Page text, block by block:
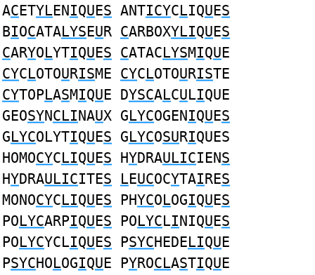
ACETYLENIQUES ANTICYCLIQUES
BIOCATALYSEUR CARBOXYLIQUES
CARYOLYTIQUES CATACLYSMIQUE
CYCLOTOURISME CYCLOTOURISTE
CYTOPLASMIQUE DYSCALCULIQUE
GEOSYNCLINAUX GLYCOGENIQUES
GLYCOLYTIQUES GLYCOSURIQUES
HOMOCYCLIQUES HYDRAULICIENS
HYDRAULICITES LEUCOCYTAIRES
MONOCYCLIQUES PHYCOLOGIQUES
POLYCARPIQUES POLYCLINIQUES
POLYCYCLIQUES PSYCHEDELIQUE
PSYCHOLOGIQUE PYROCLASTIQUE